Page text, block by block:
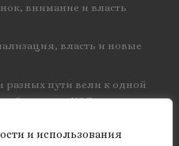
и использования
внимание и власть
власть и новые
разных пути вели к одной
объединил КЭД